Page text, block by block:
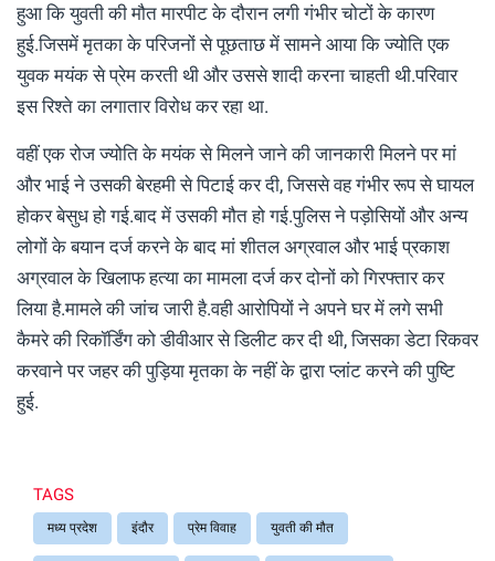
हुआ कि युवती की मौत मारपीट के दौरान लगी गंभीर चोटों के कारण
हुई.जिसमें मृतका के परिजनों से पूछताछ में सामने आया कि ज्योति एक
युवक मयंक से प्रेम करती थी और उससे शादी करना चाहती थी.परिवार
इस रिश्ते का लगातार विरोध कर रहा था.
वहीं एक रोज ज्योति के मयंक से मिलने जाने की जानकारी मिलने पर मां
और भाई ने उसकी बेरहमी से पिटाई कर दी, जिससे वह गंभीर रूप से घायल
होकर बेसुध हो गई.बाद में उसकी मौत हो गई.पुलिस ने पड़ोसियों और अन्य
लोगों के बयान दर्ज करने के बाद मां शीतल अग्रवाल और भाई प्रकाश
अग्रवाल के खिलाफ हत्या का मामला दर्ज कर दोनों को गिरफ्तार कर
लिया है.मामले की जांच जारी है.वही आरोपियों ने अपने घर में लगे सभी
कैमरे की रिकॉर्डिंग को डीवीआर से डिलीट कर दी थी, जिसका डेटा रिकवर
करवाने पर जहर की पुड़िया मृतका के नहीं के द्वारा प्लांट करने की पुष्टि
हुई.
TAGS
मध्य प्रदेश इंदौर प्रेम विवाह युवती की मौत